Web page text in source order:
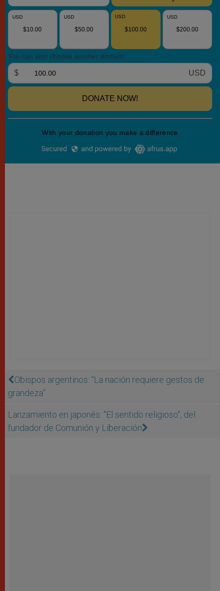
Obispos argentinos: “La nación requiere gestos de
grandeza”
Lanzamiento en japonés: "El sentido religioso", del
fundador de Comunión y Liberación